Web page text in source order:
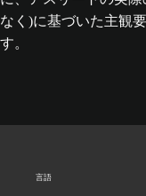
なく)に基づいた主観
す。
言語